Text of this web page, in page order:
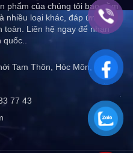
phẩm của chúng tôi bao gồm
nhiều loại khác, đáp ứng mọi
toàn. Liên hệ ngay để nhận
Tam Thôn, Hóc Môn,
77 43